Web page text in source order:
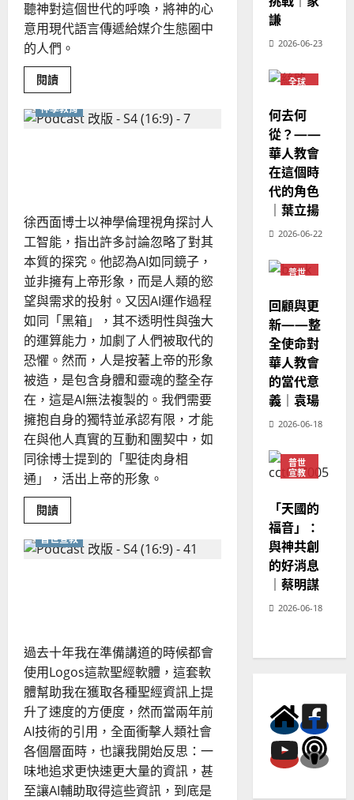
聽神對這個世代的呼喚，將神的⼼
意⽤現代語⾔傳遞給媒介⽣態圈中
的⼈們。
閱讀Read
more
教
會
崔
文
青
神學教育
徐西面博士以神學倫理視角探討人
工智能，指出許多討論忽略了對其
本質的探究。他認為AI如同鏡子，
並非擁有上帝形象，而是人類的慾
望與需求的投射。又因AI運作過程
如同「黑箱」，其不透明性與強大
的運算能力，加劇了人們被取代的
恐懼。然而，人是按著上帝的形象
被造，是包含身體和靈魂的整全存
在，這是AI無法複製的。我們需要
擁抱自身的獨特並承認有限，才能
在與他人真實的互動和團契中，如
同徐博士提到的「聖徒肉身相
通」，活出上帝的形象。
閱讀Read
more
「AI
有
時
代
的
人
類
價
值
普世宣教
過去十年我在準備講道的時候都會
使用Logos這款聖經軟體，這套軟
體幫助我在獲取各種聖經資訊上提
升了速度的方便度，然而當兩年前
AI技術的引用，全面衝擊人類社會
各個層面時，也讓我開始反思：一
味地追求更快速更大量的資訊，甚
至讓AI輔助取得這些資訊，到底是
02-
陽
萍
2025-
02-
20
的
農
曆
新
年
｜
余
自
力
2025-
7
國
華
人
教
經
歷
｜
吳
振
、
溫
淑
2025-
02-
20
謙
2026-06-23
全球
普世
宣教
何去何
從？——
華人教會
在這個時
代的角色
｜葉立揚
2026-06-22
普世
回顧與更
新——整
全使命對
華人教會
的當代意
義｜袁瑒
2026-06-18
普世
宣教
「天國的
福音」：
與神共創
的好消息
｜蔡明謀
2026-06-18